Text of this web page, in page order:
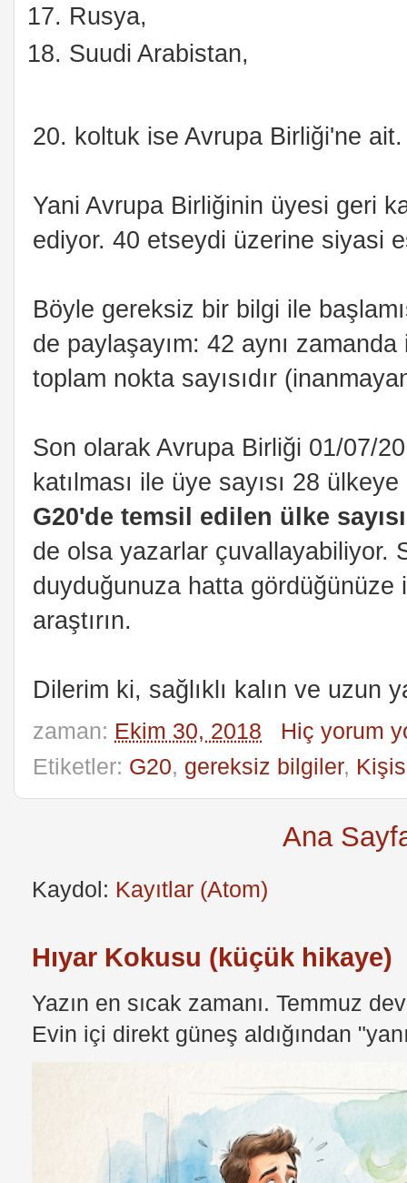
Rusya,
Suudi Arabistan,
20. koltuk ise Avrupa Birliği'ne ait.
Yani Avrupa Birliğinin üyesi geri
ediyor. 40 etseydi üzerine siyasi
Böyle gereksiz bir bilgi ile
de paylaşayım: 42 aynı
toplam nokta sayısıdır
Son olarak Avrupa Birliği 01/07/
katılması ile üye sayısı 28
G20'de temsil edilen ülke
de olsa yazarlar çuvallayabiliyor.
duyduğunuza hatta gördüğünüze
araştırın.
Dilerim ki, sağlıklı kalın ve uzun
zaman: Ekim 30, 2018
Hiç yorum
Etiketler: G20, gereksiz bilgiler,
Ana
Kaydol: Kayıtlar (Atom)
Hıyar Kokusu (küçük hikaye)
Yazın en sıcak zamanı. Temmuz
Evin içi direkt güneş aldığından